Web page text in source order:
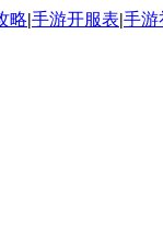
略|手游开服表|手游